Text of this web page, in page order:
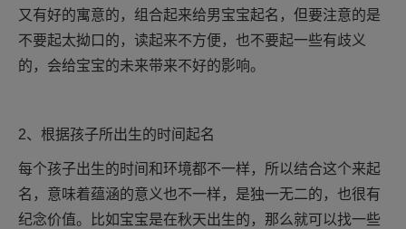
又有好的寓意的，组合起来给男宝宝起名，但要注意的是
不要起太拗口的，读起来不方便，也不要起一些有歧义
的，会给宝宝的未来带来不好的影响。
2、根据孩子所出生的时间起名
每个孩子出生的时间和环境都不一样，所以结合这个来起
名，意味着蕴涵的意义也不一样，是独一无二的，也很有
纪念价值。比如宝宝是在秋天出生的，那么就可以找一些